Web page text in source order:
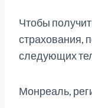
Чтобы
страхования,
следующих
Монреаль,